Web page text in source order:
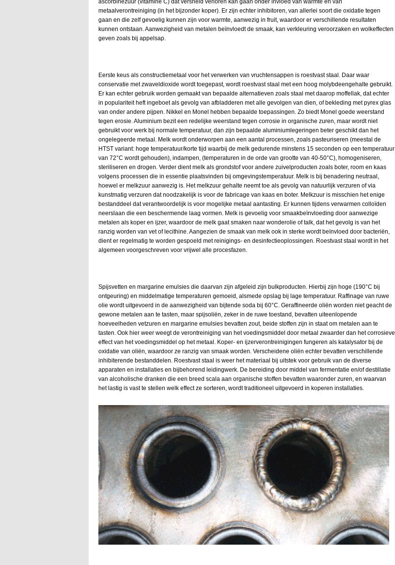
ascorbinezuur (vitamine C) dat versneld verloren kan gaan onder invloed van warmte en van
metaalverontreiniging (in het bijzonder koper). Er zijn echter inhibitoren, van allerlei soort die oxidatie tegen
gaan en die zelf gevoelig kunnen zijn voor warmte, aanwezig in fruit, waardoor er verschillende resultaten
kunnen ontstaan. Aanwezigheid van metalen beïnvloedt de smaak, kan verkleuring veroorzaken en wolkeffecten
geven zoals bij appelsap.
Eerste keus als constructiemetaal voor het verwerken van vruchtensappen is roestvast staal. Daar waar
conservatie met zwaveldioxide wordt toegepast, wordt roestvast staal met een hoog molybdeengehalte gebruikt.
Er kan echter gebruik worden gemaakt van bepaalde alternatieven zoals staal met daarop moffellak, dat echter
in populariteit heft ingeboet als gevolg van afbladderen met alle gevolgen van dien, of bekleding met pyrex glas
van onder andere pijpen. Nikkel en Monel hebben bepaalde toepassingen. Zo biedt Monel goede weerstand
tegen erosie. Aluminium bezit een redelijke weerstand tegen corrosie in organische zuren, maar wordt niet
gebruikt voor werk bij normale temperatuur, dan zijn bepaalde aluminiumlegeringen beter geschikt dan het
ongelegeerde metaal. Melk wordt onderworpen aan een aantal processen, zoals pasteuriseren (meestal de
HTST variant: hoge temperatuur/korte tijd waarbij de melk gedurende minstens 15 seconden op een temperatuur
van 72°C wordt gehouden), indampen, (temperaturen in de orde van grootte van 40-50°C), homogeniseren,
steriliseren en drogen. Verder dient melk als grondstof voor andere zuivelproducten zoals boter, room en kaas
volgens processen die in essentie plaatsvinden bij omgevingstemperatuur. Melk is bij benadering neutraal,
hoewel er melkzuur aanwezig is. Het melkzuur gehalte neemt toe als gevolg van natuurlijk verzuren of via
kunstmatig verzuren dat noodzakelijk is voor de fabricage van kaas en boter. Melkzuur is misschien het enige
bestanddeel dat verantwoordelijk is voor mogelijke metaal aantasting. Er kunnen tijdens verwarmen colloïden
neerslaan die een beschermende laag vormen. Melk is gevoelig voor smaakbeïnvloeding door aanwezige
metalen als koper en ijzer, waardoor de melk gaat smaken naar wonderolie of talk, dat het gevolg is van het
ranzig worden van vet of lecithine. Aangezien de smaak van melk ook in sterke wordt beïnvloed door bacteriën,
dient er regelmatig te worden gespoeld met reinigings- en desinfectieoplossingen. Roestvast staal wordt in het
algemeen voorgeschreven voor vrijwel alle procesfazen.
Spijsvetten en margarine emulsies die daarvan zijn afgeleid zijn bulkproducten. Hierbij zijn hoge (190°C bij
ontgeuring) en middelmatige temperaturen gemoeid, alsmede opslag bij lage temperatuur. Raffinage van ruwe
olie wordt uitgevoerd in de aanwezigheid van bijtende soda bij 60°C. Geraffineerde oliën worden niet geacht de
gewone metalen aan te tasten, maar spijsoliën, zeker in de ruwe toestand, bevatten uiteenlopende
hoeveelheden vetzuren en margarine emulsies bevatten zout, beide stoffen zijn in staat om metalen aan te
tasten. Ook hier weer weegt de verontreiniging van het voedingsmiddel door metaal zwaarder dan het corrosieve
effect van het voedingsmiddel op het metaal. Koper- en ijzerverontreinigingen fungeren als katalysator bij de
oxidatie van oliën, waardoor ze ranzig van smaak worden. Verscheidene oliën echter bevatten verschillende
inhibiterende bestanddelen. Roestvast staal is weer het materiaal bij uitstek voor gebruik van de diverse
apparaten en installaties en bijbehorend leidingwerk. De bereiding door middel van fermentatie en/of destillatie
van alcoholische dranken die een breed scala aan organische stoffen bevatten waaronder zuren, en waarvan
het lastig is vast te stellen welk effect ze sorteren, wordt traditioneel uitgevoerd in koperen installaties.